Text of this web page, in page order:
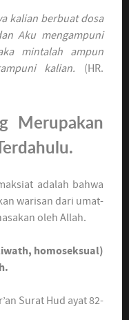
kalian berbuat dosa
Aku mengampuni
mintalah ampun
kalian. (HR.
Merupakan
adalah bahwa
warisan dari umat-
oleh Allah.
homoseksual)